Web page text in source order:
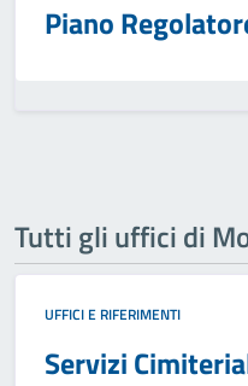
Piano
Tutti gli uffici di
UFFICI E RIFERIMENTI
Servizi